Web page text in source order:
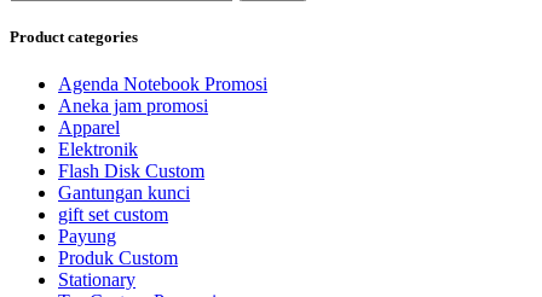
Product categories
Agenda Notebook Promosi
Aneka jam promosi
Apparel
Elektronik
Flash Disk Custom
Gantungan kunci
gift set custom
Payung
Produk Custom
Stationary